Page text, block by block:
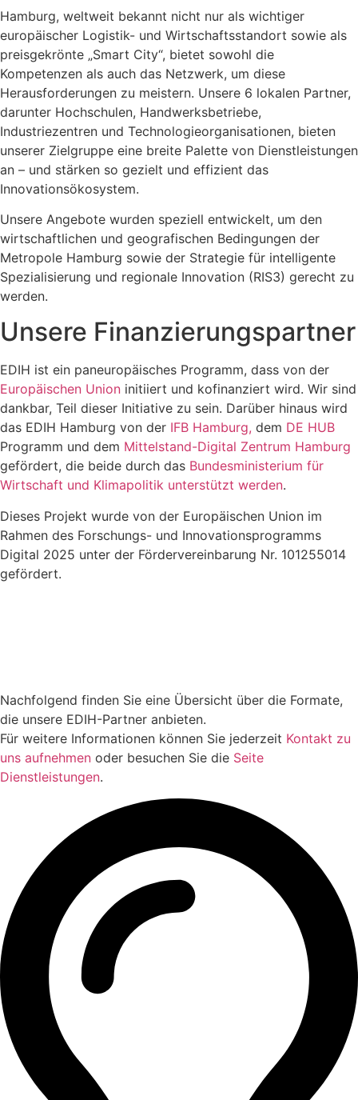
Hamburg, weltweit bekannt nicht nur als wichtiger
europäischer Logistik- und Wirtschaftsstandort sowie als
preisgekrönte „Smart City“, bietet sowohl die
Kompetenzen als auch das Netzwerk, um diese
Herausforderungen zu meistern. Unsere 6 lokalen Partner,
darunter Hochschulen, Handwerksbetriebe,
Industriezentren und Technologieorganisationen, bieten
unserer Zielgruppe eine breite Palette von Dienstleistungen
an – und stärken so gezielt und effizient das
Innovationsökosystem.
Unsere Angebote wurden speziell entwickelt, um den
wirtschaftlichen und geografischen Bedingungen der
Metropole Hamburg sowie der Strategie für intelligente
Spezialisierung und regionale Innovation (RIS3) gerecht zu
werden.
Unsere Finanzierungspartner
EDIH ist ein paneuropäisches Programm, dass von der
Europäischen Union initiiert und kofinanziert wird. Wir sind
dankbar, Teil dieser Initiative zu sein. Darüber hinaus wird
das EDIH Hamburg von der IFB Hamburg, dem DE HUB
Programm und dem Mittelstand-Digital Zentrum Hamburg
gefördert, die beide durch das Bundesministerium für
Wirtschaft und Klimapolitik unterstützt werden.
Dieses Projekt wurde von der Europäischen Union im
Rahmen des Forschungs- und Innovationsprogramms
Digital 2025 unter der Fördervereinbarung Nr. 101255014
gefördert.
Nachfolgend finden Sie eine Übersicht über die Formate,
die unsere EDIH-Partner anbieten.
Für weitere Informationen können Sie jederzeit Kontakt zu
uns aufnehmen oder besuchen Sie die Seite
Dienstleistungen.